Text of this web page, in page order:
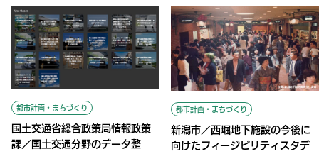
都市計画・まちづくり
国土交通省総合政策局情報政策
課／国土交通分野のデータ整
都市計画・まちづくり
新潟市／西堀地下施設の今後に
向けたフィージビリティスタデ